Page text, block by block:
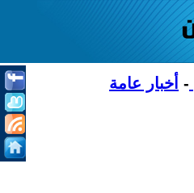
- أخبار عامة